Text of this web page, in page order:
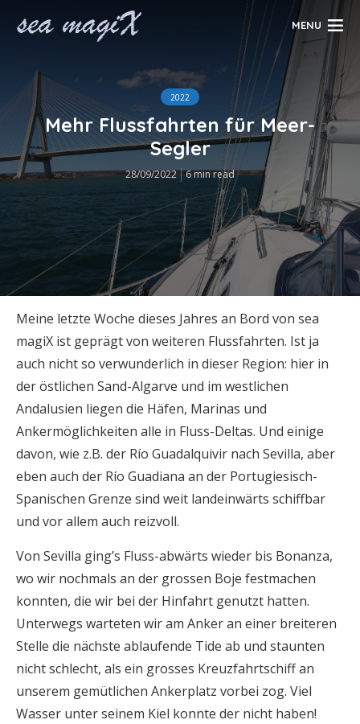
MENU
2022
Mehr Flussfahrten für Meer-
Segler
28/09/2022 6 min read
Meine letzte Woche dieses Jahres an Bord von sea
magiX ist geprägt von weiteren Flussfahrten. Ist ja
auch nicht so verwunderlich in dieser Region: hier in
der östlichen Sand-Algarve und im westlichen
Andalusien liegen die Häfen, Marinas und
Ankermöglichkeiten alle in Fluss-Deltas. Und einige
davon, wie z.B. der Río Guadalquivir nach Sevilla, aber
eben auch der Río Guadiana an der Portugiesisch-
Spanischen Grenze sind weit landeinwärts schiffbar
und vor allem auch reizvoll.
Von Sevilla ging’s Fluss-abwärts wieder bis Bonanza,
wo wir nochmals an der grossen Boje festmachen
konnten, die wir bei der Hinfahrt genutzt hatten.
Unterwegs warteten wir am Anker an einer breiteren
Stelle die nächste ablaufende Tide ab und staunten
nicht schlecht, als ein grosses Kreuzfahrtschiff an
unserem gemütlichen Ankerplatz vorbei zog. Viel
Wasser unter seinem Kiel konnte der nicht haben!